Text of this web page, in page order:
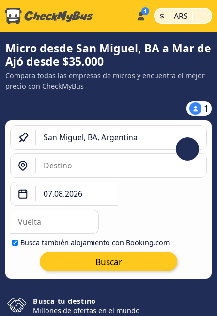
$ | ARS |
Micro desde San Miguel, BA a Mar de
Ajó desde $35.000
Compara todas las empresas de micros y encuentra el mejor
precio con CheckMyBus
1
Busca también alojamiento con Booking.com
Buscar
Busca tu destino
Millones de ofertas en el mundo